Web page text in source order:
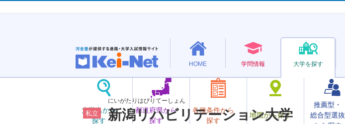
HOME 学問情報 大学を探す
大学名から
探す
都道府県から
探す
各種条件から
探す
地図から探す
推薦型・
総合型選抜
私立
にいがたりはびりてーしょん
新潟リハビリテーション大学